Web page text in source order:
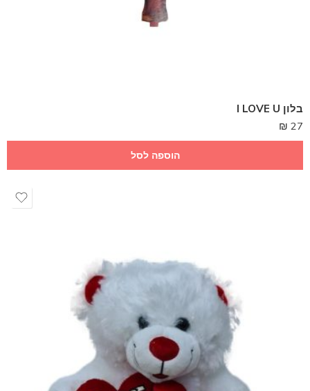
בלון I LOVE U
27
₪
הוספה לסל